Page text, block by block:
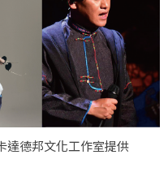
達德邦文化工作室提供